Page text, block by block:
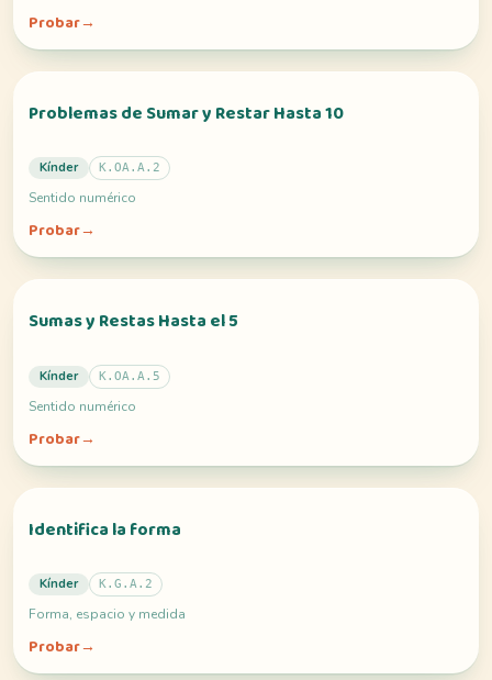
Probar→
Problemas de Sumar y Restar Hasta 10
Kínder K.OA.A.2
Sentido numérico
Probar→
Sumas y Restas Hasta el 5
Kínder K.OA.A.5
Sentido numérico
Probar→
Identifica la forma
Kínder K.G.A.2
Forma, espacio y medida
Probar→